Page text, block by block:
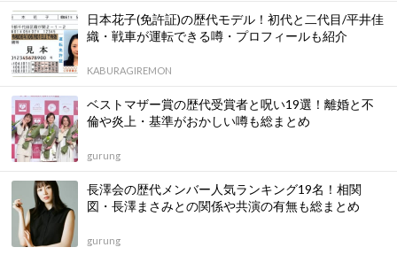
日本花子(免許証)の歴代モデル！初代と二代目/平井佳
織・戦車が運転できる噂・プロフィールも紹介
KABURAGIREMON
ベストマザー賞の歴代受賞者と呪い19選！離婚と不
倫や炎上・基準がおかしい噂も総まとめ
gurung
長澤会の歴代メンバー人気ランキング19名！相関
図・長澤まさみとの関係や共演の有無も総まとめ
gurung